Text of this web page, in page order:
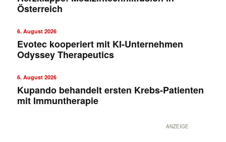
Österreich
6. August 2026
Evotec kooperiert mit KI-Unternehmen
Odyssey Therapeutics
6. August 2026
Kupando behandelt ersten Krebs-Patienten
mit Immuntherapie
ANZEIGE